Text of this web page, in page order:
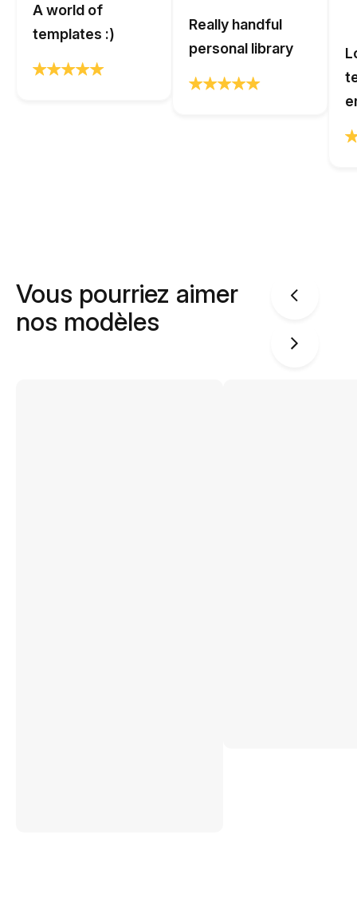
A world of
templates :)
Really handful
personal library
Vous pourriez aimer
nos modèles